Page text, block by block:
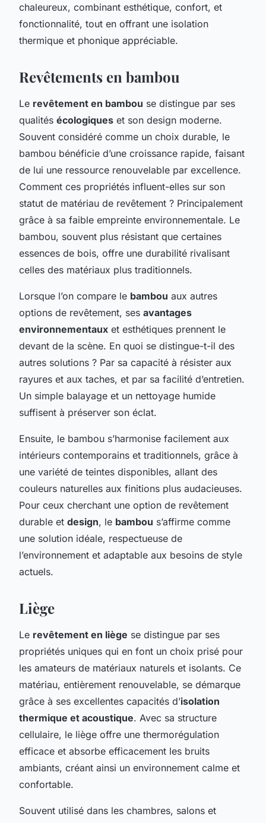
chaleureux, combinant esthétique, confort, et
fonctionnalité, tout en offrant une isolation
thermique et phonique appréciable.
Revêtements en bambou
Le revêtement en bambou se distingue par ses
qualités écologiques et son design moderne.
Souvent considéré comme un choix durable, le
bambou bénéficie d’une croissance rapide, faisant
de lui une ressource renouvelable par excellence.
Comment ces propriétés influent-elles sur son
statut de matériau de revêtement ? Principalement
grâce à sa faible empreinte environnementale. Le
bambou, souvent plus résistant que certaines
essences de bois, offre une durabilité rivalisant
celles des matériaux plus traditionnels.
Lorsque l’on compare le bambou aux autres
options de revêtement, ses avantages
environnementaux et esthétiques prennent le
devant de la scène. En quoi se distingue-t-il des
autres solutions ? Par sa capacité à résister aux
rayures et aux taches, et par sa facilité d’entretien.
Un simple balayage et un nettoyage humide
suffisent à préserver son éclat.
Ensuite, le bambou s’harmonise facilement aux
intérieurs contemporains et traditionnels, grâce à
une variété de teintes disponibles, allant des
couleurs naturelles aux finitions plus audacieuses.
Pour ceux cherchant une option de revêtement
durable et design, le bambou s’affirme comme
une solution idéale, respectueuse de
l’environnement et adaptable aux besoins de style
actuels.
Liège
Le revêtement en liège se distingue par ses
propriétés uniques qui en font un choix prisé pour
les amateurs de matériaux naturels et isolants. Ce
matériau, entièrement renouvelable, se démarque
grâce à ses excellentes capacités d’isolation
thermique et acoustique. Avec sa structure
cellulaire, le liège offre une thermorégulation
efficace et absorbe efficacement les bruits
ambiants, créant ainsi un environnement calme et
confortable.
Souvent utilisé dans les chambres, salons et